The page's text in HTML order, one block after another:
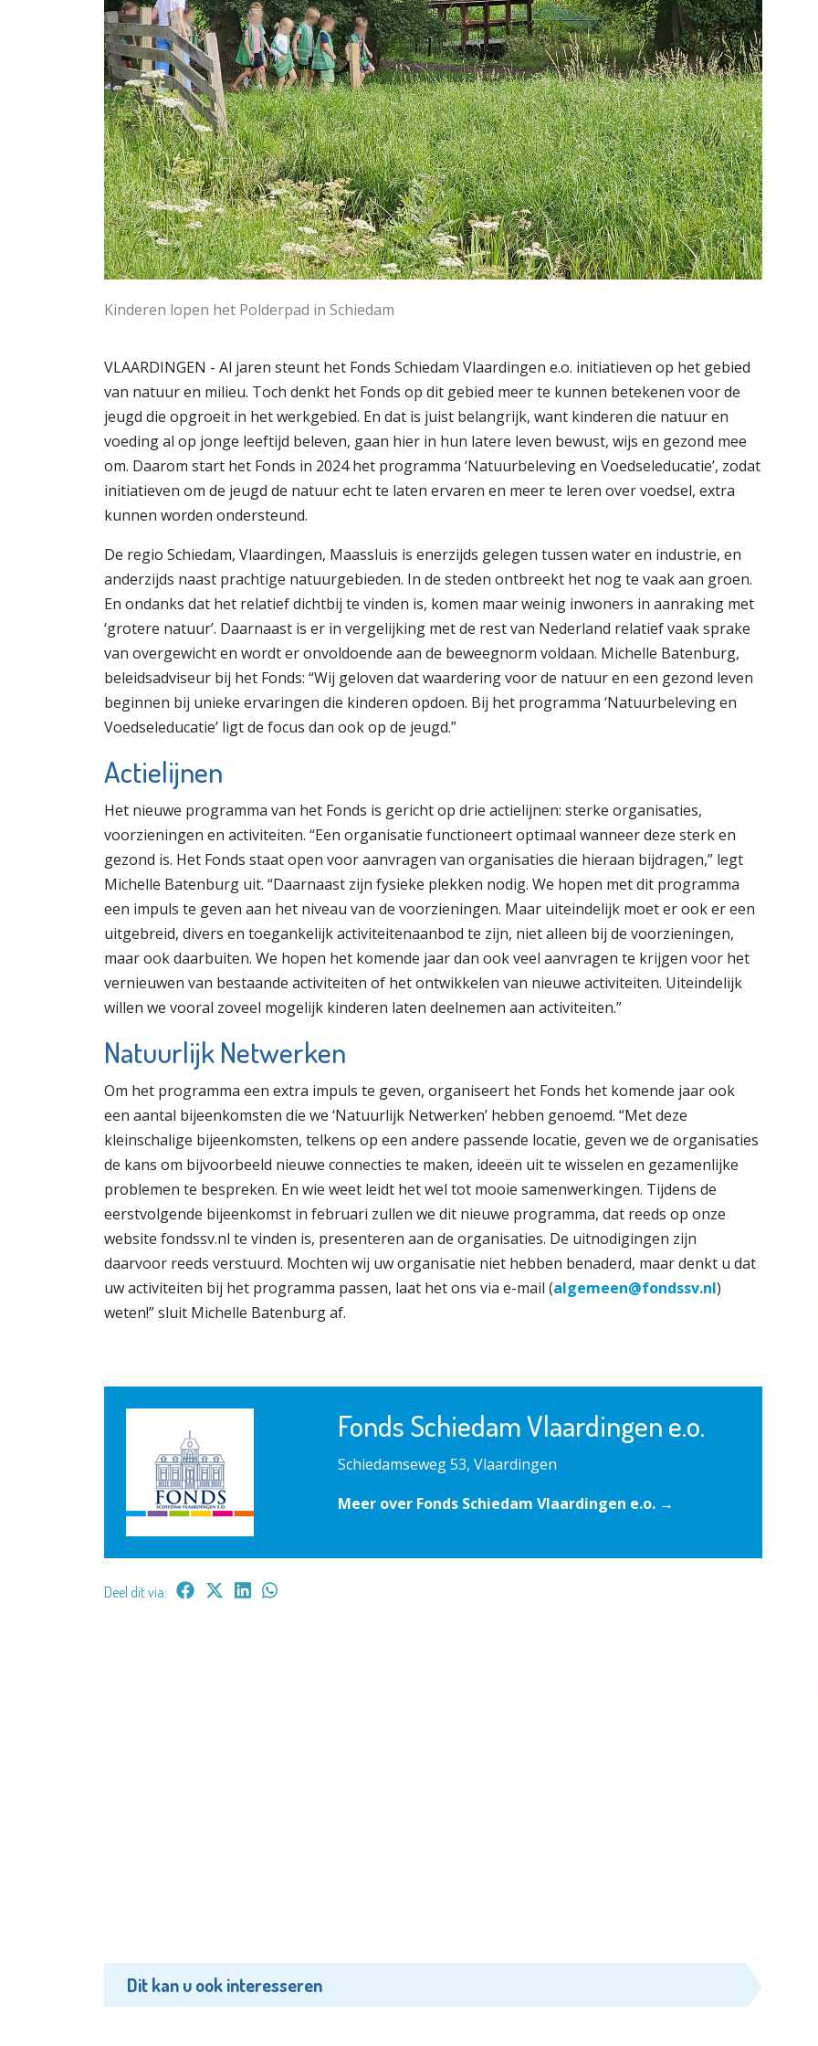
Kinderen lopen het Polderpad in Schiedam
VLAARDINGEN - Al jaren steunt het Fonds Schiedam Vlaardingen e.o. initiatieven op het gebied
van natuur en milieu. Toch denkt het Fonds op dit gebied meer te kunnen betekenen voor de
jeugd die opgroeit in het werkgebied. En dat is juist belangrijk, want kinderen die natuur en
voeding al op jonge leeftijd beleven, gaan hier in hun latere leven bewust, wijs en gezond mee
om. Daarom start het Fonds in 2024 het programma ‘Natuurbeleving en Voedseleducatie’, zodat
initiatieven om de jeugd de natuur echt te laten ervaren en meer te leren over voedsel, extra
kunnen worden ondersteund.
De regio Schiedam, Vlaardingen, Maassluis is enerzijds gelegen tussen water en industrie, en
anderzijds naast prachtige natuurgebieden. In de steden ontbreekt het nog te vaak aan groen.
En ondanks dat het relatief dichtbij te vinden is, komen maar weinig inwoners in aanraking met
‘grotere natuur’. Daarnaast is er in vergelijking met de rest van Nederland relatief vaak sprake
van overgewicht en wordt er onvoldoende aan de beweegnorm voldaan. Michelle Batenburg,
beleidsadviseur bij het Fonds: “Wij geloven dat waardering voor de natuur en een gezond leven
beginnen bij unieke ervaringen die kinderen opdoen. Bij het programma ‘Natuurbeleving en
Voedseleducatie’ ligt de focus dan ook op de jeugd.”
Actielijnen
Het nieuwe programma van het Fonds is gericht op drie actielijnen: sterke organisaties,
voorzieningen en activiteiten. “Een organisatie functioneert optimaal wanneer deze sterk en
gezond is. Het Fonds staat open voor aanvragen van organisaties die hieraan bijdragen,” legt
Michelle Batenburg uit. “Daarnaast zijn fysieke plekken nodig. We hopen met dit programma
een impuls te geven aan het niveau van de voorzieningen. Maar uiteindelijk moet er ook er een
uitgebreid, divers en toegankelijk activiteitenaanbod te zijn, niet alleen bij de voorzieningen,
maar ook daarbuiten. We hopen het komende jaar dan ook veel aanvragen te krijgen voor het
vernieuwen van bestaande activiteiten of het ontwikkelen van nieuwe activiteiten. Uiteindelijk
willen we vooral zoveel mogelijk kinderen laten deelnemen aan activiteiten.”
Natuurlijk Netwerken
Om het programma een extra impuls te geven, organiseert het Fonds het komende jaar ook
een aantal bijeenkomsten die we ‘Natuurlijk Netwerken’ hebben genoemd. “Met deze
kleinschalige bijeenkomsten, telkens op een andere passende locatie, geven we de organisaties
de kans om bijvoorbeeld nieuwe connecties te maken, ideeën uit te wisselen en gezamenlijke
problemen te bespreken. En wie weet leidt het wel tot mooie samenwerkingen. Tijdens de
eerstvolgende bijeenkomst in februari zullen we dit nieuwe programma, dat reeds op onze
website fondssv.nl te vinden is, presenteren aan de organisaties. De uitnodigingen zijn
daarvoor reeds verstuurd. Mochten wij uw organisatie niet hebben benaderd, maar denkt u dat
uw activiteiten bij het programma passen, laat het ons via e-mail (algemeen@fondssv.nl)
weten!” sluit Michelle Batenburg af.
Fonds Schiedam Vlaardingen e.o.
Schiedamseweg 53, Vlaardingen
Meer over Fonds Schiedam Vlaardingen e.o. →
Deel dit via:
Dit kan u ook interesseren